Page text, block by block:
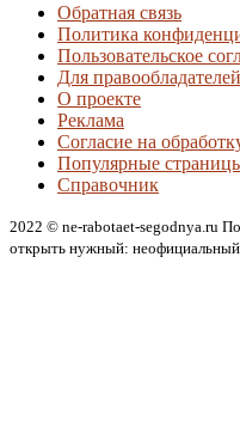
Обратная связь
Политика
Пользовательское
Для правообладателей
О проекте
Реклама
Согласие на
Популярные
Справочник
2022 © ne-rabotaet-segodnya.ru
открыть нужный: